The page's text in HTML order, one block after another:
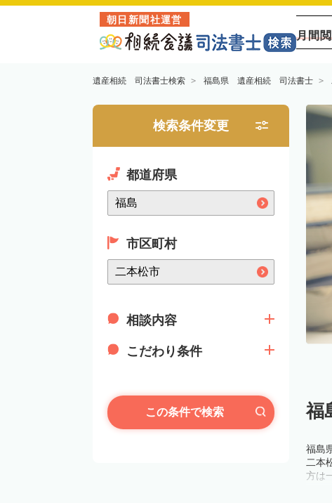
朝日新聞社運営
月間
遺産相続 司法書士検索 福島県 遺産相続 司法書士
検索条件変更
都道府県
市区町村
相談内容
こだわり条件
この条件で検索 福
福島
二本
方は